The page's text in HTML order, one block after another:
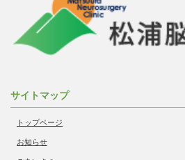
サイトマップ
トップページ
お知らせ